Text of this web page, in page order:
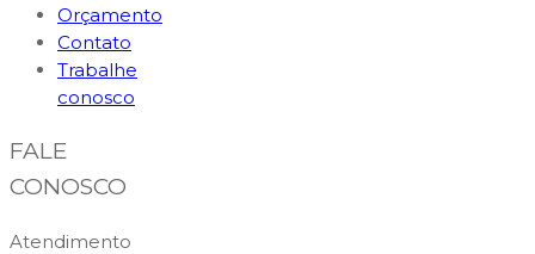
Orçamento
Contato
Trabalhe
conosco
FALE
CONOSCO
Atendimento